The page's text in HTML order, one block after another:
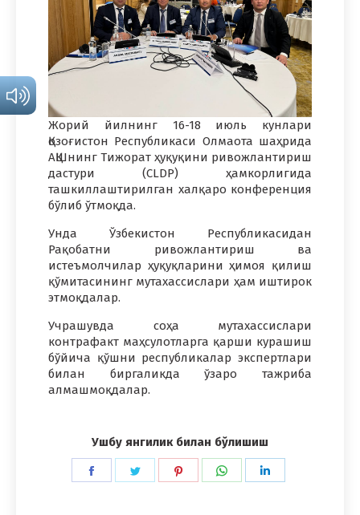
Жорий йилнинг 16-18 июль кунлари
Қозоғистон Республикаси Олмаота шаҳрида
АҚШнинг Тижорат ҳуқуқини ривожлантириш
дастури (CLDP) ҳамкорлигида
ташкиллаштирилган халқаро конференция
бўлиб ўтмоқда.
Унда Ўзбекистон Республикасидан
Рақобатни ривожлантириш ва
истеъмолчилар ҳуқуқларини ҳимоя қилиш
қўмитасининг мутахассислари ҳам иштирок
этмоқдалар.
Учрашувда соҳа мутахассислари
контрафакт маҳсулотларга қарши курашиш
бўйича қўшни республикалар экспертлари
билан биргаликда ўзаро тажриба
алмашмоқдалар.
Ушбу янгилик билан бўлишиш
Share
Share
Share
Share